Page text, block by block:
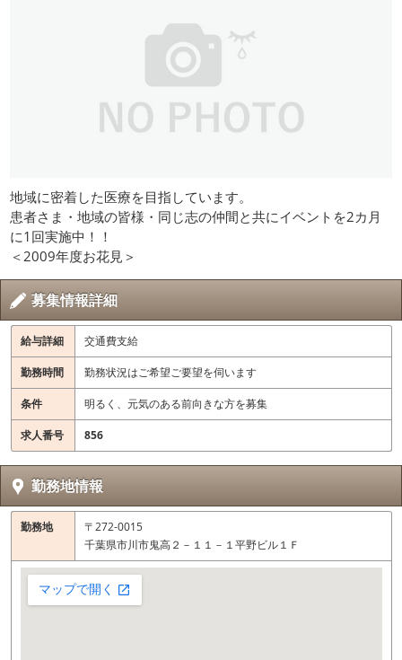
地域に密着した医療を目指しています。
患者さま・地域の皆様・同じ志の仲間と共にイベントを2カ月
に1回実施中！！
＜2009年度お花見＞
募集情報詳細
給与詳細 交通費支給
勤務時間 勤務状況はご希望ご要望を伺います
条件 明るく、元気のある前向きな方を募集
求人番号 856
勤務地情報
勤務地
〒272-0015
千葉県市川市鬼高２－１１－１平野ビル１Ｆ